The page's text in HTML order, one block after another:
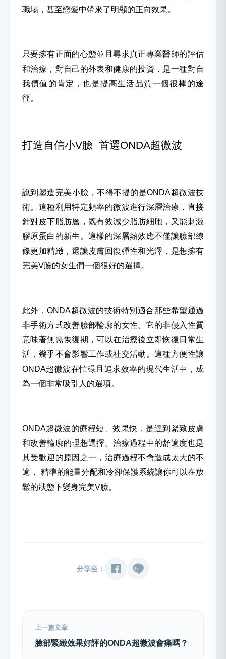
職場，甚至戀愛中帶來了明顯的正向效果。
只要擁有正面的心態並且尋求真正專業醫師的評估
和治療，對自己的外表和健康的投資，是一種對自
我價值的肯定，也是提高生活品質一個很棒的途
徑。
打造自信小V臉 首選ONDA超微波
說到塑造完美小臉，不得不提的是ONDA超微波技
術。這種利用特定頻率的微波進行深層治療，直接
針對皮下脂肪層，既有效減少脂肪細胞，又能刺激
膠原蛋白的新生。這樣的深層熱效應不僅讓臉部線
條更加精緻，還讓皮膚回復彈性和光澤，是想擁有
完美V臉的女生們一個很好的選擇。
此外，ONDA超微波的技術特別適合那些希望通過
非手術方式改善臉部輪廓的女性。它的非侵入性質
意味著無需恢復期，可以在治療後立即恢復日常生
活，幾乎不會影響工作或社交活動。這種方便性讓
ONDA超微波在忙碌且追求效率的現代生活中，成
為一個非常吸引人的選項。
ONDA超微波的療程短、效果快，是達到緊致皮膚
和改善輪廓的理想選擇。治療過程中的舒適度也是
其受歡迎的原因之一，治療過程不會造成太大的不
適， 精準的能量分配和冷卻保護系統讓你可以在放
鬆的狀態下變身完美V臉。
分享至：
上一篇文章
臉部緊緻效果好評的ONDA超微波會痛嗎？